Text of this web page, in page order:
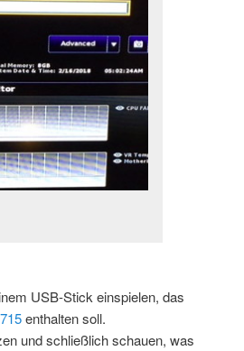
USB-Stick einspielen, das
enthalten soll.
und schließlich schauen, was